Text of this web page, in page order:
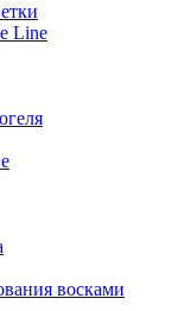
Line
восками